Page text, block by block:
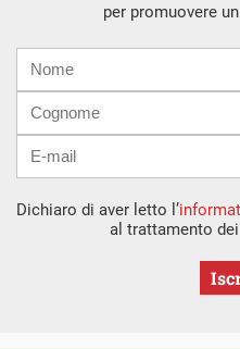
per promuovere
mail
Dichiaro di aver letto l’
al trattamento